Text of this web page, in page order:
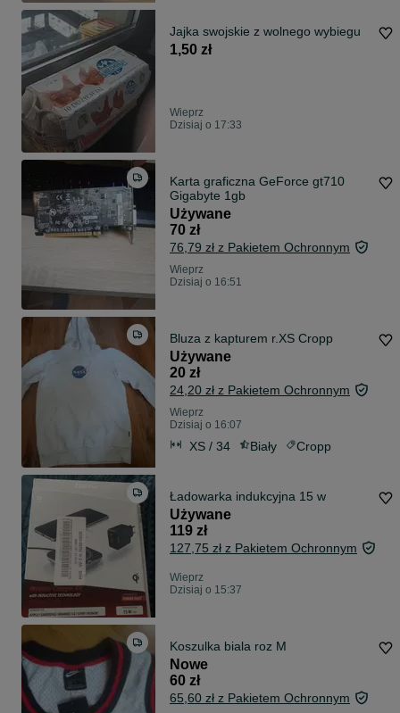
Jajka swojskie z wolnego wybiegu
1,50 zł
Wieprz
Dzisiaj o 17:33
Karta graficzna GeForce gt710
Gigabyte 1gb
Używane
70 zł
76,79 zł z Pakietem Ochronnym
Wieprz
Dzisiaj o 16:51
Bluza z kapturem r.XS Cropp
Używane
20 zł
24,20 zł z Pakietem Ochronnym
Wieprz
Dzisiaj o 16:07
XS / 34 Biały Cropp
Ładowarka indukcyjna 15 w
Używane
119 zł
127,75 zł z Pakietem Ochronnym
Wieprz
Dzisiaj o 15:37
Koszulka biala roz M
Nowe
60 zł
65,60 zł z Pakietem Ochronnym